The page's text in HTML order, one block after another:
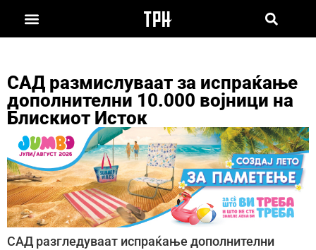
САД размислуваат за испраќање
дополнителни 10.000 војници на
Блискиот Исток
САД разгледуваат испраќање дополнителни